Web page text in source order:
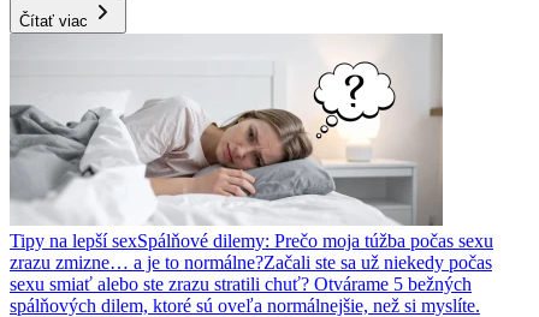
Čítať viac
Tipy na lepší sexSpálňové dilemy: Prečo moja túžba počas sexu
zrazu zmizne… a je to normálne?Začali ste sa už niekedy počas
sexu smiať alebo ste zrazu stratili chuť? Otvárame 5 bežných
spálňových dilem, ktoré sú oveľa normálnejšie, než si myslíte.